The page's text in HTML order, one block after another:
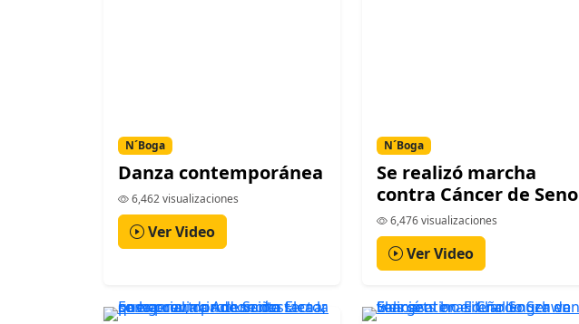
N´Boga
Danza contemporánea
6,462 visualizaciones
Ver Video
N´Boga
Se realizó marcha
contra Cáncer de Seno
6,476 visualizaciones
Ver Video